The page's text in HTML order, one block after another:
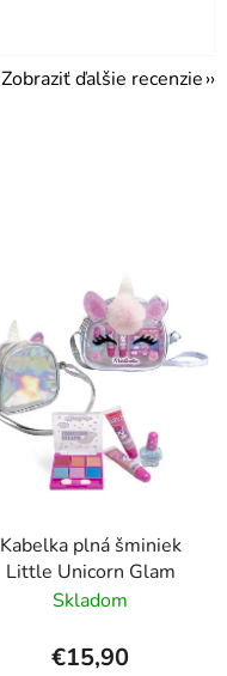
Zobraziť ďalšie recenzie
Kabelka plná šminiek
Little Unicorn Glam
Skladom
€15,90